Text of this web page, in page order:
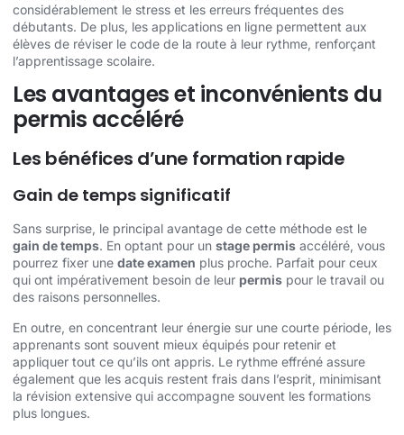
considérablement le stress et les erreurs fréquentes des
débutants. De plus, les applications en ligne permettent aux
élèves de réviser le code de la route à leur rythme, renforçant
l’apprentissage scolaire.
Les avantages et inconvénients du
permis accéléré
Les bénéfices d’une formation rapide
Gain de temps significatif
Sans surprise, le principal avantage de cette méthode est le
gain de temps. En optant pour un stage permis accéléré, vous
pourrez fixer une date examen plus proche. Parfait pour ceux
qui ont impérativement besoin de leur permis pour le travail ou
des raisons personnelles.
En outre, en concentrant leur énergie sur une courte période, les
apprenants sont souvent mieux équipés pour retenir et
appliquer tout ce qu’ils ont appris. Le rythme effréné assure
également que les acquis restent frais dans l’esprit, minimisant
la révision extensive qui accompagne souvent les formations
plus longues.